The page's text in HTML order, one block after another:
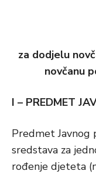
za dodjelu
novčanu
I – PREDMET
Predmet Javnog
sredstava za
rođenje djeteta